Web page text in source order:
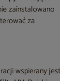
zainstalowano
za
wspierany jest